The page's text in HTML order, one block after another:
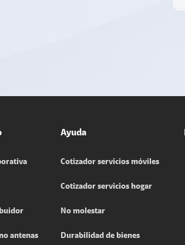
antenas
Ayuda
Cotizador servicios móviles
Cotizador servicios hogar
No molestar
Durabilidad de bienes